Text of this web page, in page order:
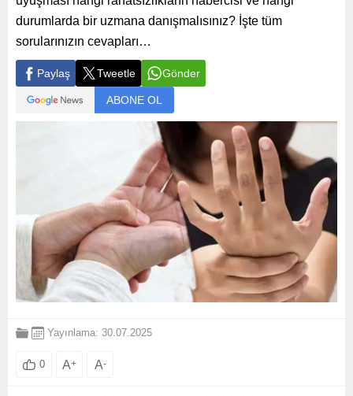
durumlarda bir uzmana danışmalısınız? İşte tüm
sorularınızın cevapları…
Paylaş Tweetle Gönder
ABONE OL
Yayınlama: 30.07.2025
0 A+ A-